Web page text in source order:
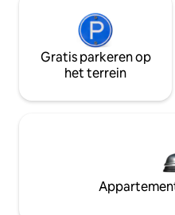
Gratis parkeren op
het terrein